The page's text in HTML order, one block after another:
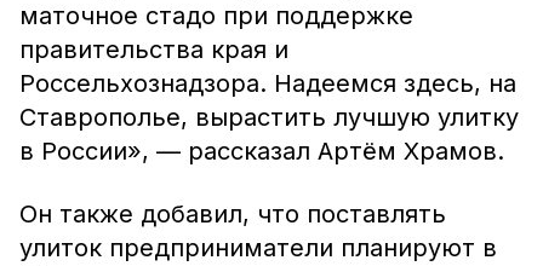
маточное стадо при поддержке
правительства края и
Россельхознадзора. Надеемся здесь, на
Ставрополье, вырастить лучшую улитку
в России», — рассказал Артём Храмов.
Он также добавил, что поставлять
улиток предприниматели планируют в